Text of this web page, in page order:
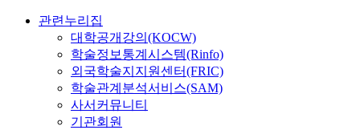
관련누리집
대학공개강의(KOCW)
학술정보통계시스템(Rinfo)
외국학술지지원센터(FRIC)
학술관계분석서비스(SAM)
사서커뮤니티
기관회원